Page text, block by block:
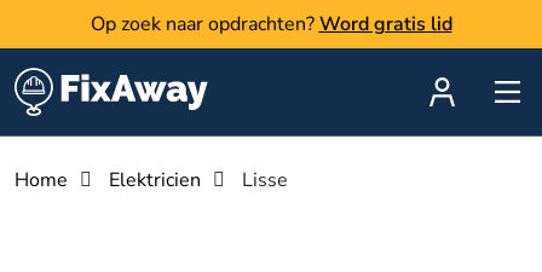
Op zoek naar opdrachten? Word gratis lid
Home Elektricien Lisse